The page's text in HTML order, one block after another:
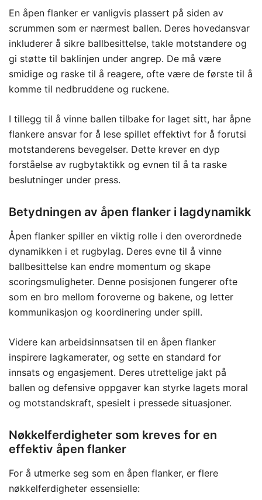
En åpen flanker er vanligvis plassert på siden av
scrummen som er nærmest ballen. Deres hovedansvar
inkluderer å sikre ballbesittelse, takle motstandere og
gi støtte til baklinjen under angrep. De må være
smidige og raske til å reagere, ofte være de første til å
komme til nedbruddene og ruckene.
I tillegg til å vinne ballen tilbake for laget sitt, har åpne
flankere ansvar for å lese spillet effektivt for å forutsi
motstanderens bevegelser. Dette krever en dyp
forståelse av rugbytaktikk og evnen til å ta raske
beslutninger under press.
Betydningen av åpen flanker i lagdynamikk
Åpen flanker spiller en viktig rolle i den overordnede
dynamikken i et rugbylag. Deres evne til å vinne
ballbesittelse kan endre momentum og skape
scoringsmuligheter. Denne posisjonen fungerer ofte
som en bro mellom foroverne og bakene, og letter
kommunikasjon og koordinering under spill.
Videre kan arbeidsinnsatsen til en åpen flanker
inspirere lagkamerater, og sette en standard for
innsats og engasjement. Deres utrettelige jakt på
ballen og defensive oppgaver kan styrke lagets moral
og motstandskraft, spesielt i pressede situasjoner.
Nøkkelferdigheter som kreves for en
effektiv åpen flanker
For å utmerke seg som en åpen flanker, er flere
nøkkelferdigheter essensielle: